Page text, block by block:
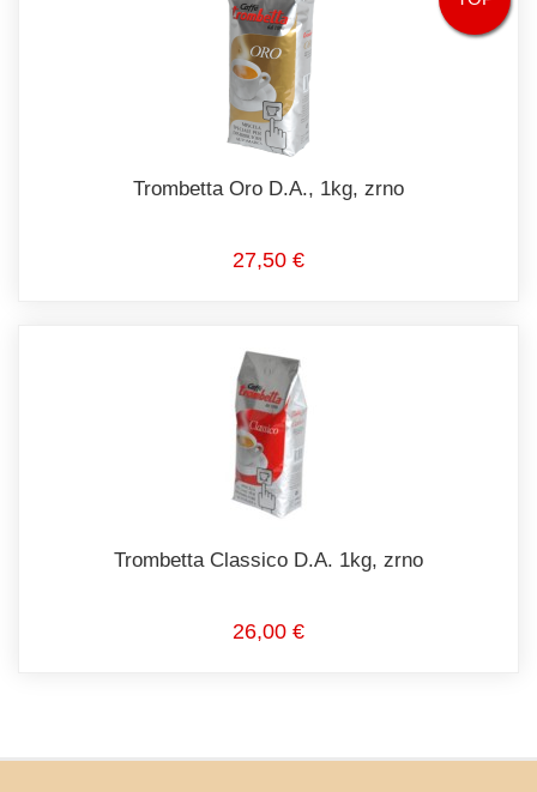
Trombetta Oro D.A., 1kg, zrno
27,50 €
Trombetta Classico D.A. 1kg, zrno
26,00 €